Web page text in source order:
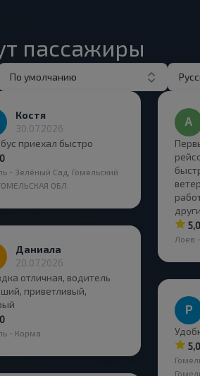
пассажиры
По умолчанию
Костя
30.07.2026
приехал быстро
- Зелёный Сад, Гомельский
ОБЛ.
5,0
Лоев
Даниала
20.07.2026
отличная, водитель
приветливый,
- Корма
5,0